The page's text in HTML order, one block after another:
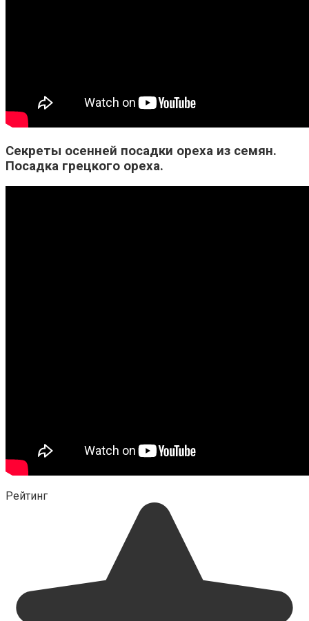
Секреты осенней посадки ореха из семян.
Посадка грецкого ореха.
Рейтинг